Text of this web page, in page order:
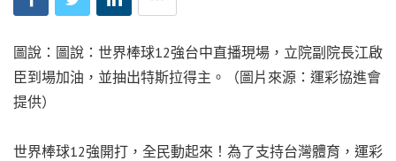
圖說：圖說：世界棒球12強台中直播現場，立院副院長江啟
臣到場加油，並抽出特斯拉得主。（圖片來源：運彩協進會
提供）
世界棒球12強開打，全民動起來！為了支持台灣體育，運彩